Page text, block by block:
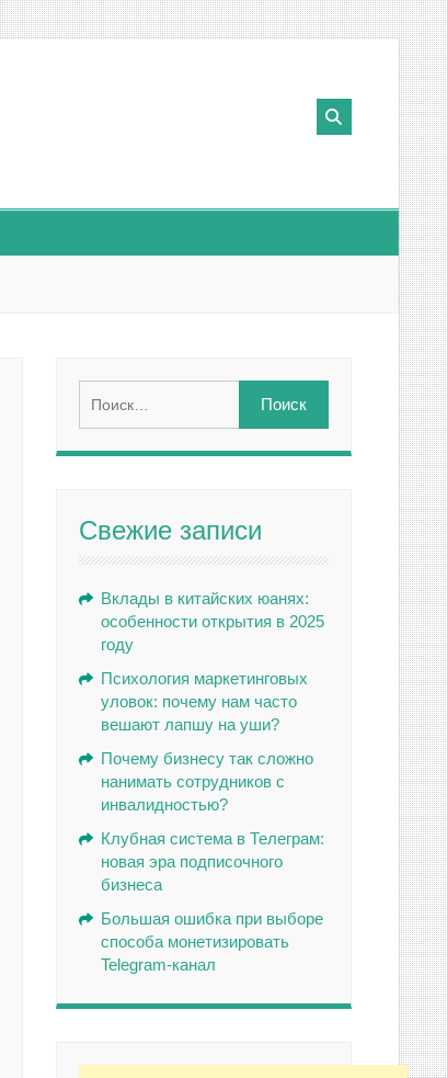
Свежие записи
Вклады в китайских юанях:
особенности открытия в 2025
году
Психология маркетинговых
уловок: почему нам часто
вешают лапшу на уши?
Почему бизнесу так сложно
нанимать сотрудников с
инвалидностью?
Клубная система в Телеграм:
новая эра подписочного
бизнеса
Большая ошибка при выборе
способа монетизировать
Telegram-канал